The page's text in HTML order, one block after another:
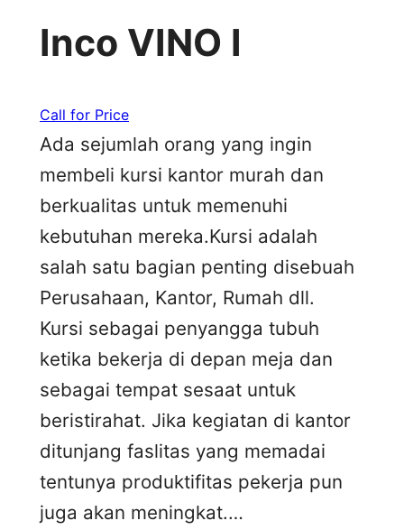
Inco VINO I
Call for Price
Ada sejumlah orang yang ingin
membeli kursi kantor murah dan
berkualitas untuk memenuhi
kebutuhan mereka.Kursi adalah
salah satu bagian penting disebuah
Perusahaan, Kantor, Rumah dll.
Kursi sebagai penyangga tubuh
ketika bekerja di depan meja dan
sebagai tempat sesaat untuk
beristirahat. Jika kegiatan di kantor
ditunjang faslitas yang memadai
tentunya produktifitas pekerja pun
juga akan meningkat.…